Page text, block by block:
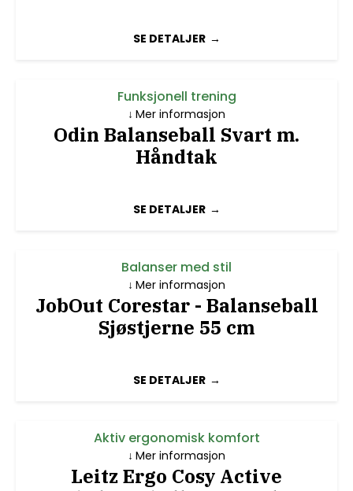
SE DETALJER
Funksjonell trening
Odin Balanseball Svart m.
Håndtak
SE DETALJER
Mer informasjon
Balanser med stil
JobOut Corestar - Balanseball
Sjøstjerne 55 cm
SE DETALJER
Mer informasjon
Aktiv ergonomisk komfort
Leitz Ergo Cosy Active
Mer informasjon